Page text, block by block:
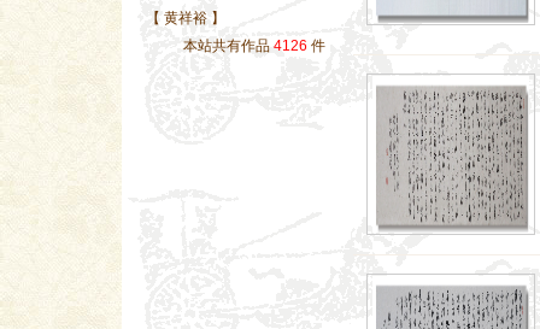
【 黄祥裕】
本站共有作品 4126 件